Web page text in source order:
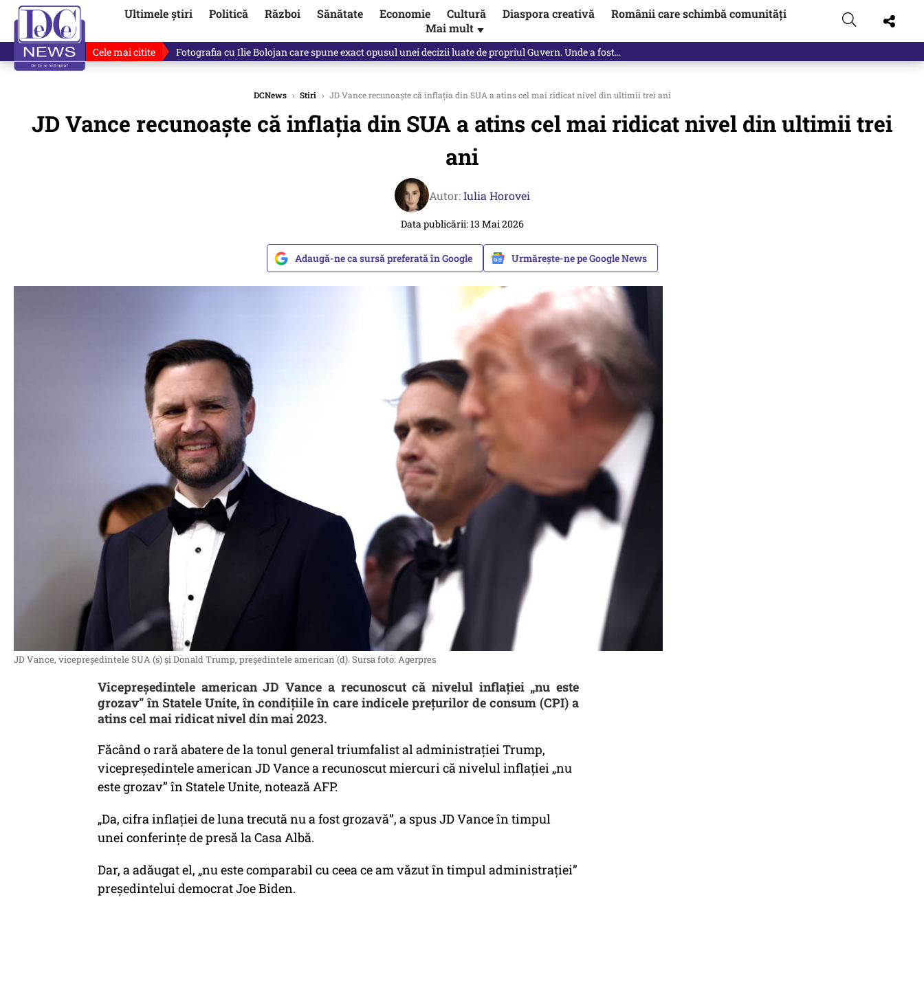
Ultimele știri Politică Război Sănătate Economie Cultură Diaspora creativă
Românii care schimbă comunități
Mai mult ▼
Cele mai citite Răzvan Dumitrescu îi cere scuze, public, lui Ilie Bolojan / video
DCNews › Stiri › JD Vance recunoaște că inflația din SUA a atins cel mai ridicat nivel din ultimii trei ani
JD Vance recunoaște că inflația din SUA a atins cel mai ridicat nivel din ultimii trei
ani
Autor:Iulia Horovei
Data publicării: 13 Mai 2026
Adaugă-ne ca sursă preferată în Google Urmărește-ne pe Google News
JD Vance, vicepreședintele SUA (s) și Donald Trump, președintele american (d). Sursa foto: Agerpres
Vicepreședintele american JD Vance a recunoscut că nivelul inflaţiei „nu este
grozav” în Statele Unite, în condițiile în care indicele preţurilor de consum (CPI) a
atins cel mai ridicat nivel din mai 2023.
Făcând o rară abatere de la tonul general triumfalist al administraţiei Trump,
vicepreşedintele american JD Vance a recunoscut miercuri că nivelul inflaţiei „nu
este grozav” în Statele Unite, notează AFP.
„Da, cifra inflaţiei de luna trecută nu a fost grozavă”, a spus JD Vance în timpul
unei conferinţe de presă la Casa Albă.
Dar, a adăugat el, „nu este comparabil cu ceea ce am văzut în timpul administraţiei”
preşedintelui democrat Joe Biden.